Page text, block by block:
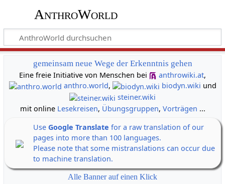
AnthroWorld
gemeinsam neue Wege der Erkenntnis gehen
Eine freie Initiative von Menschen bei
anthrowiki.at,
anthro.world, biodyn.wiki und
steiner.wiki
mit online Lesekreisen, Übungsgruppen, Vorträgen ...
Use Google Translate for a raw translation of our
pages into more than 100 languages.
Please note that some mistranslations can occur due
to machine translation.
Alle Banner auf einen Klick